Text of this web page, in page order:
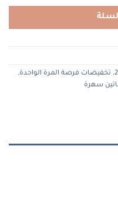
, تخفيضات فرصة المرة الواحدة,
سهرة